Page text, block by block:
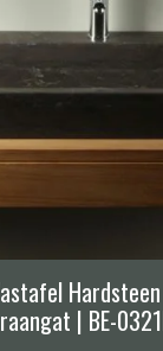
| BE-